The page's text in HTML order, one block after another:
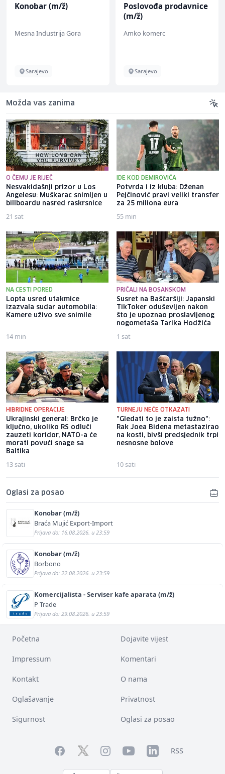
Konobar (m/ž)
Mesna Industrija Gora
Sarajevo
Poslovođa prodavnice
(m/ž)
Amko komerc
Sarajevo
Možda vas zanima
O ČEMU JE RIJEČ
Nesvakidašnji prizor u Los
Angelesu: Muškarac snimljen u
billboardu nasred raskrsnice
21 sat
IDE KOD DEMIROVIĆA
Potvrda i iz kluba: Dženan
Pejčinović pravi veliki transfer
za 25 miliona eura
55 min
NA CESTI PORED
Lopta usred utakmice
izazvala sudar automobila:
Kamere uživo sve snimile
14 min
PRIČALI NA BOSANSKOM
Susret na Baščaršiji: Japanski
TikToker oduševljen nakon
što je upoznao proslavljenog
nogometaša Tarika Hodžića
1 sat
HIBRIDNE OPERACIJE
Ukrajinski general: Brčko je
ključno, ukoliko RS odluči
zauzeti koridor, NATO-a će
morati povući snage sa
Baltika
13 sati
TURNEJU NEĆE OTKAZATI
"Gledati to je zaista tužno":
Rak Joea Bidena metastazirao
na kosti, bivši predsjednik trpi
nesnosne bolove
10 sati
Oglasi za posao
Konobar (m/ž)
Braća Mujić Export-Import
Prijava do: 16.08.2026. u 23:59
Konobar (m/ž)
Borbono
Prijava do: 22.08.2026. u 23:59
Komercijalista - Serviser kafe aparata (m/ž)
P Trade
Prijava do: 29.08.2026. u 23:59
Početna Dojavite vijest
Impressum Komentari
Kontakt O nama
Oglašavanje Privatnost
Sigurnost Oglasi za posao
FacebookTwitterInstagramYouTubeLinkedInRSS